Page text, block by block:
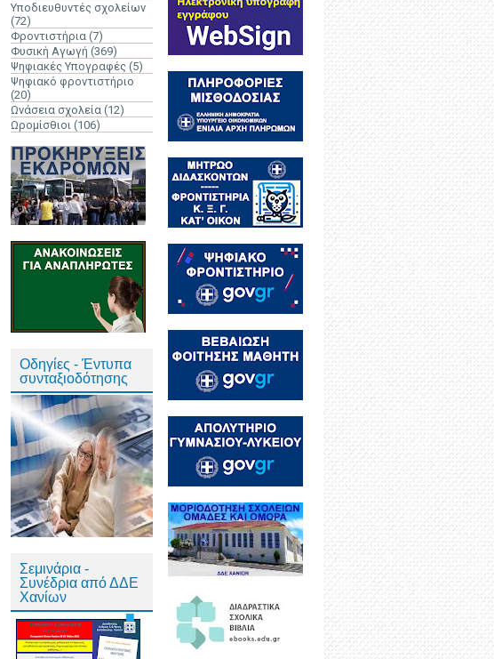
Υποδιευθυντές σχολείων
(72)
Φροντιστήρια (7)
Φυσική Αγωγή (369)
Ψηφιακές Υπογραφές (5)
Ψηφιακό φροντιστήριο
(20)
Ωνάσεια σχολεία (12)
Ωρομίσθιοι (106)
Οδηγίες - Έντυπα
συνταξιοδότησης
Σεμινάρια -
Συνέδρια από ΔΔΕ
Χανίων